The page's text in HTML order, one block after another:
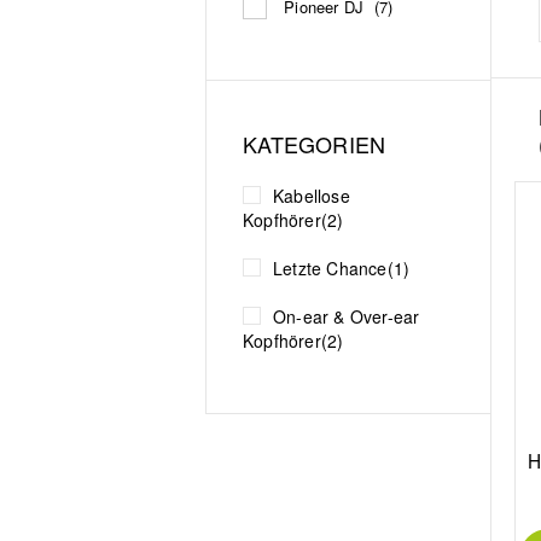
Pioneer DJ (7)
KATEGORIEN
Kabellose
Kopfhörer(2)
Letzte Chance(1)
On-ear & Over-ear
Kopfhörer(2)